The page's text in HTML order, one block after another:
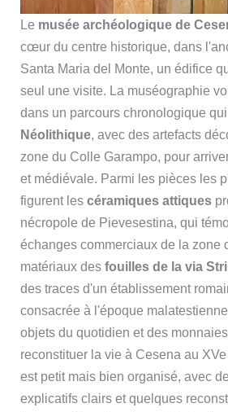
Le musée archéologique de
cœur du centre historique, dans
Santa Maria del Monte, un édifice
seul une visite. La muséographie
dans un parcours chronologique
Néolithique, avec des artefacts
zone du Colle Garampo, pour
et médiévale. Parmi les pièces les
figurent les céramiques attiques
nécropole de Pievesestina, qui
échanges commerciaux de la zone
matériaux des fouilles de la via
des traces d'un établissement
consacrée à l'époque
objets du quotidien et des
reconstituer la vie à Cesena au
est petit mais bien organisé, avec
explicatifs clairs et quelques